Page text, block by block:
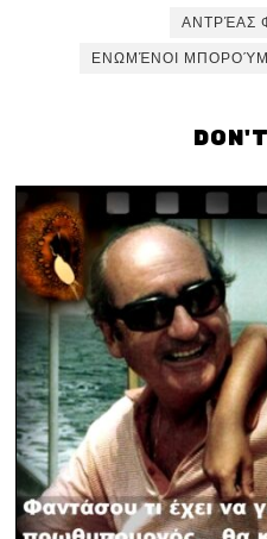
ΑΝΤΡΈΑΣ
ΕΝΩΜΈΝΟΙ